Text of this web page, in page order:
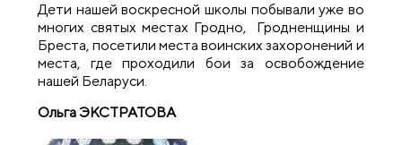
Дети нашей воскресной школы побывали уже во
многих святых местах Гродно, Гродненщины и
Бреста, посетили места воинских захоронений и
места, где проходили бои за освобождение
нашей Беларуси.
Ольга ЭКСТРАТОВА